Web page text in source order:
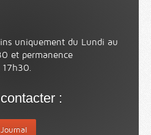
uniquement du Lundi au
et permanence
:
Journal